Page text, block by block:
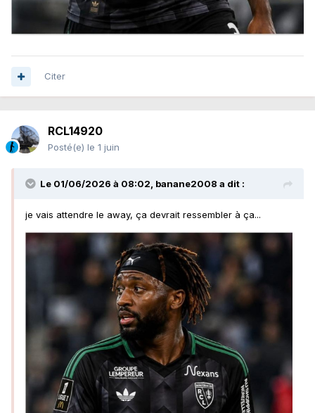
Citer
RCL14920
Posté(e) le 1 juin
Le 01/06/2026 à 08:02, banane2008 a dit :
je vais attendre le away, ça devrait ressembler à ça...